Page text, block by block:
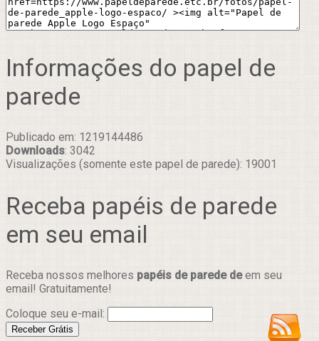
Informações do papel de
parede
Publicado em: 1219144486
Downloads: 3042
Visualizações (somente este papel de parede): 19001
Receba papéis de parede
em seu email
Receba nossos melhores papéis de parede deem seu
email! Gratuitamente!
Coloque seu e-mail: